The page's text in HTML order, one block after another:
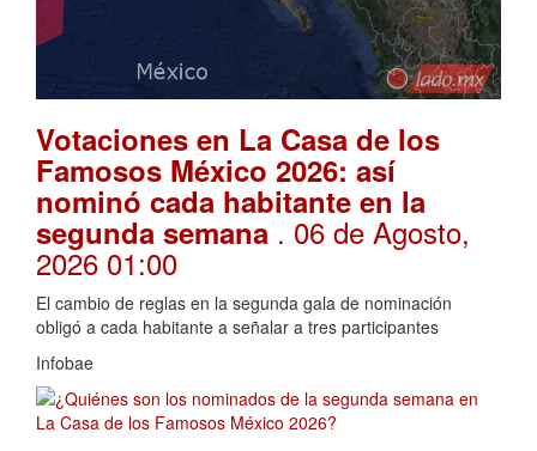
Votaciones en La Casa de los
Famosos México 2026: así
nominó cada habitante en la
segunda semana . 06 de Agosto,
2026 01:00
El cambio de reglas en la segunda gala de nominación
obligó a cada habitante a señalar a tres participantes
Infobae